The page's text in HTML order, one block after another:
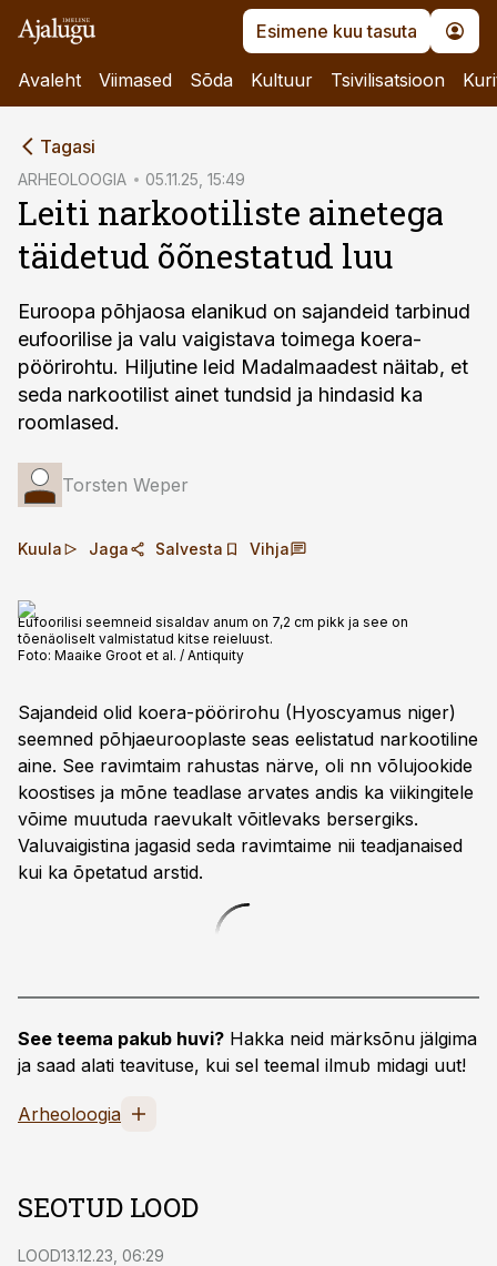
Esimene kuu tasuta
Avaleht Viimased Sõda Kultuur Tsivilisatsioon
Tagasi
ARHEOLOOGIA 05.11.25, 15:49
Leiti narkootiliste ainetega
täidetud õõnestatud luu
Euroopa põhjaosa elanikud on sajandeid tarbinud
eufoorilise ja valu vaigistava toimega koera-
pöörirohtu. Hiljutine leid Madalmaadest näitab, et
seda narkootilist ainet tundsid ja hindasid ka
roomlased.
Torsten Weper
Kuula Jaga Salvesta Vihja
Eufoorilisi seemneid sisaldav anum on 7,2 cm pikk ja see on
tõenäoliselt valmistatud kitse reieluust.
Foto: Maaike Groot et al. / Antiquity
Sajandeid olid koera-pöörirohu (Hyoscyamus niger)
seemned põhjaeurooplaste seas eelistatud narkootiline
aine. See ravim­taim rahustas närve, oli nn võlujookide
koostises ja mõne teadlase arvates andis ka viikingitele
võime muutuda raevukalt võitlevaks bersergiks.
Valuvaigistina jagasid seda ravimtaime nii teadjanaised
kui ka õpetatud arstid.
See teema pakub huvi? Hakka neid märksõnu jälgima
ja saad alati teavituse, kui sel teemal ilmub midagi uut!
Arheoloogia
SEOTUD LOOD
LOOD13.12.23, 06:29